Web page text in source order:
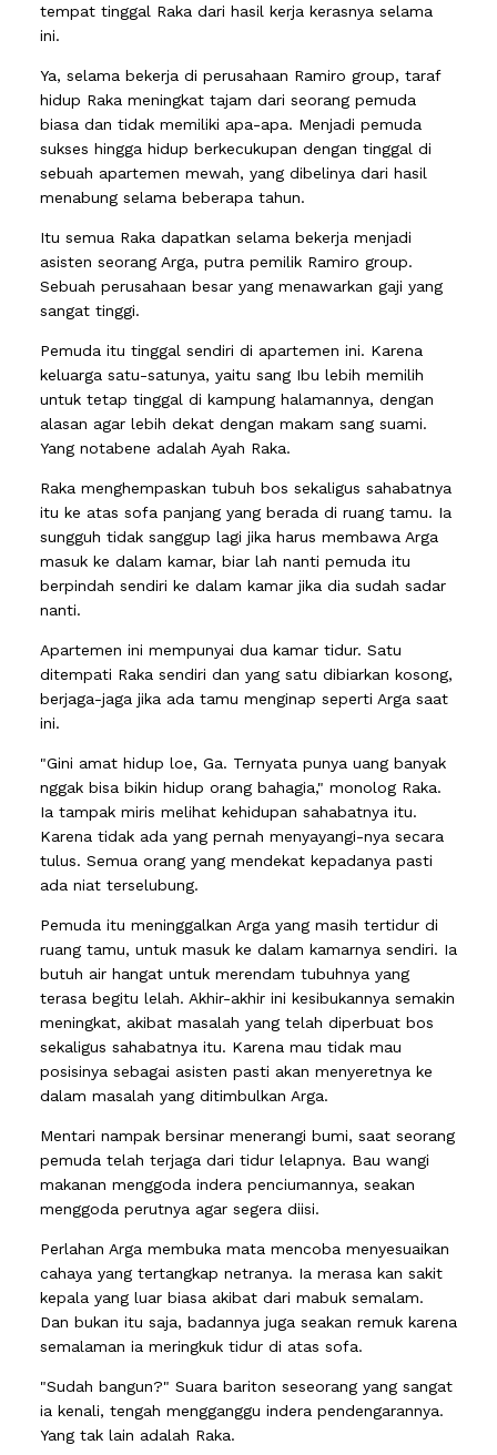
tempat tinggal Raka dari hasil kerja kerasnya selama
ini.
Ya, selama bekerja di perusahaan Ramiro group, taraf
hidup Raka meningkat tajam dari seorang pemuda
biasa dan tidak memiliki apa-apa. Menjadi pemuda
sukses hingga hidup berkecukupan dengan tinggal di
sebuah apartemen mewah, yang dibelinya dari hasil
menabung selama beberapa tahun.
Itu semua Raka dapatkan selama bekerja menjadi
asisten seorang Arga, putra pemilik Ramiro group.
Sebuah perusahaan besar yang menawarkan gaji yang
sangat tinggi.
Pemuda itu tinggal sendiri di apartemen ini. Karena
keluarga satu-satunya, yaitu sang Ibu lebih memilih
untuk tetap tinggal di kampung halamannya, dengan
alasan agar lebih dekat dengan makam sang suami.
Yang notabene adalah Ayah Raka.
Raka menghempaskan tubuh bos sekaligus sahabatnya
itu ke atas sofa panjang yang berada di ruang tamu. Ia
sungguh tidak sanggup lagi jika harus membawa Arga
masuk ke dalam kamar, biar lah nanti pemuda itu
berpindah sendiri ke dalam kamar jika dia sudah sadar
nanti.
Apartemen ini mempunyai dua kamar tidur. Satu
ditempati Raka sendiri dan yang satu dibiarkan kosong,
berjaga-jaga jika ada tamu menginap seperti Arga saat
ini.
"Gini amat hidup loe, Ga. Ternyata punya uang banyak
nggak bisa bikin hidup orang bahagia," monolog Raka.
Ia tampak miris melihat kehidupan sahabatnya itu.
Karena tidak ada yang pernah menyayangi-nya secara
tulus. Semua orang yang mendekat kepadanya pasti
ada niat terselubung.
Pemuda itu meninggalkan Arga yang masih tertidur di
ruang tamu, untuk masuk ke dalam kamarnya sendiri. Ia
butuh air hangat untuk merendam tubuhnya yang
terasa begitu lelah. Akhir-akhir ini kesibukannya semakin
meningkat, akibat masalah yang telah diperbuat bos
sekaligus sahabatnya itu. Karena mau tidak mau
posisinya sebagai asisten pasti akan menyeretnya ke
dalam masalah yang ditimbulkan Arga.
Mentari nampak bersinar menerangi bumi, saat seorang
pemuda telah terjaga dari tidur lelapnya. Bau wangi
makanan menggoda indera penciumannya, seakan
menggoda perutnya agar segera diisi.
Perlahan Arga membuka mata mencoba menyesuaikan
cahaya yang tertangkap netranya. Ia merasa kan sakit
kepala yang luar biasa akibat dari mabuk semalam.
Dan bukan itu saja, badannya juga seakan remuk karena
semalaman ia meringkuk tidur di atas sofa.
"Sudah bangun?" Suara bariton seseorang yang sangat
ia kenali, tengah mengganggu indera pendengarannya.
Yang tak lain adalah Raka.